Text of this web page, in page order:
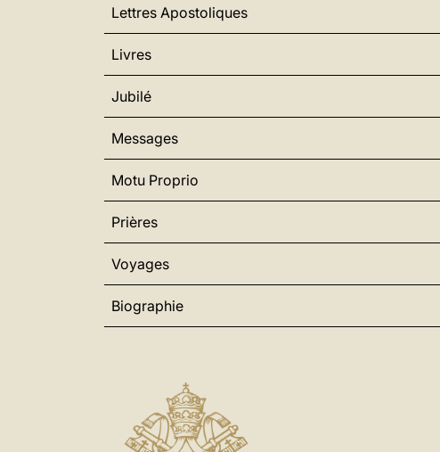
Lettres Apostoliques
Livres
Jubilé
Messages
Motu Proprio
Prières
Voyages
Biographie